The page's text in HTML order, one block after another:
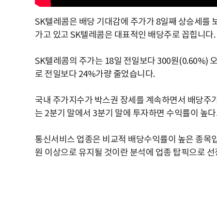
SK텔레콤은 배당 기대감에 주가가 8일째 상승세를
가고 있고 SK텔레콤은 대표적인 배당주로 꼽힙니다.
SK텔레콤의 주가는 18일 전일보다 300원(0.60%)
로 전일보다 24%가량 줄었습니다.
국내 주가지수가 박스권 장세를 계속하면서 배당
는 2분기 말에서 3분기 말에 투자하면 수익률이 높
통신서비스 업종은 비교적 배당수익률이 높은 종
원 이상으로 유지될 것이란 분석에 업종 탑픽으로